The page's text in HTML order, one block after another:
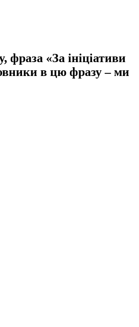
«За ініціативи
в цю фразу – ми